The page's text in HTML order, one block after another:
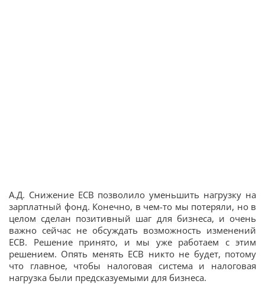
А.Д. Снижение ЕСВ позволило уменьшить нагрузку на
зарплатный фонд. Конечно, в чем-то мы потеряли, но в
целом сделан позитивный шаг для бизнеса, и очень
важно сейчас не обсуждать возможность изменений
ЕСВ. Решение принято, и мы уже работаем с этим
решением. Опять менять ЕСВ никто не будет, потому
что главное, чтобы налоговая система и налоговая
нагрузка были предсказуемыми для бизнеса.